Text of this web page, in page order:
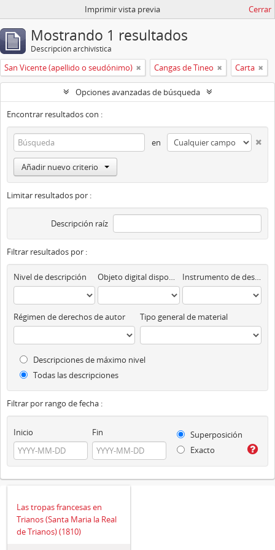
Imprimir vista previa Cerrar
Mostrando 1 resultados
Descripción archivística
San Vicente (apellido o seudónimo) Cangas de Tineo Carta
Opciones avanzadas de búsqueda
Encontrar resultados con :
en
Añadir nuevo criterio
Limitar resultados por :
Descripción raíz
Filtrar resultados por :
Nivel de descripción Objeto digital disponibles Instrumento de descripción
Régimen de derechos de autor Tipo general de material
Descripciones de máximo nivel
Todas las descripciones
Filtrar por rango de fecha :
Inicio Fin
Superposición
Exacto
Las tropas francesas en
Trianos (Santa Maria la Real
de Trianos) (1810)